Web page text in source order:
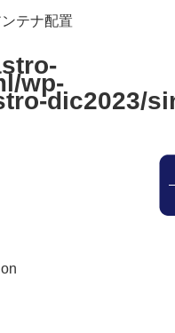
テナ配置
wp-
dic2023/